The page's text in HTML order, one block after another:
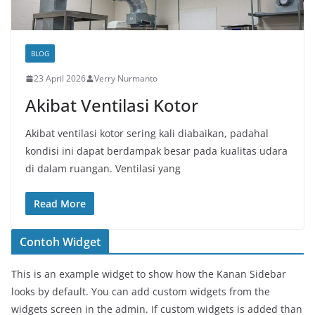
BLOG
23 April 2026 Verry Nurmanto
Akibat Ventilasi Kotor
Akibat ventilasi kotor sering kali diabaikan, padahal
kondisi ini dapat berdampak besar pada kualitas udara
di dalam ruangan. Ventilasi yang
Read More
Contoh Widget
This is an example widget to show how the Kanan Sidebar
looks by default. You can add custom widgets from the
widgets screen in the admin. If custom widgets is added than